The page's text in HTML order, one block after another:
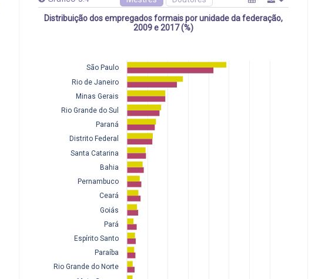
Distribuição dos empregados formais por unidade da federação,
2009 e 2017 (%)
Rio Grande do Norte
Paraíba
Espírito Santo
Pará
Goiás
Ceará
Pernambuco
Bahia
Santa Catarina
Distrito Federal
Paraná
Rio Grande do Sul
Minas Gerais
Rio de Janeiro
São Paulo